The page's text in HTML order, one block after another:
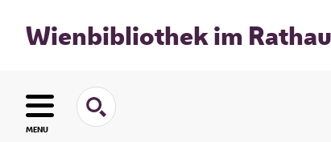
Wienbibliothek im
MENU